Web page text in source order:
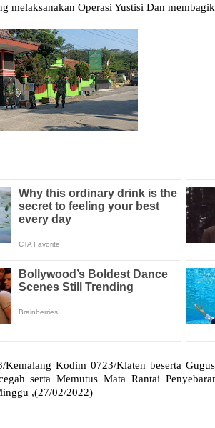
melaksanakan Operasi Yustisi Dan
Kodim 0723/Klaten beserta
serta Memutus Mata Rantai
,(27/02/2022)